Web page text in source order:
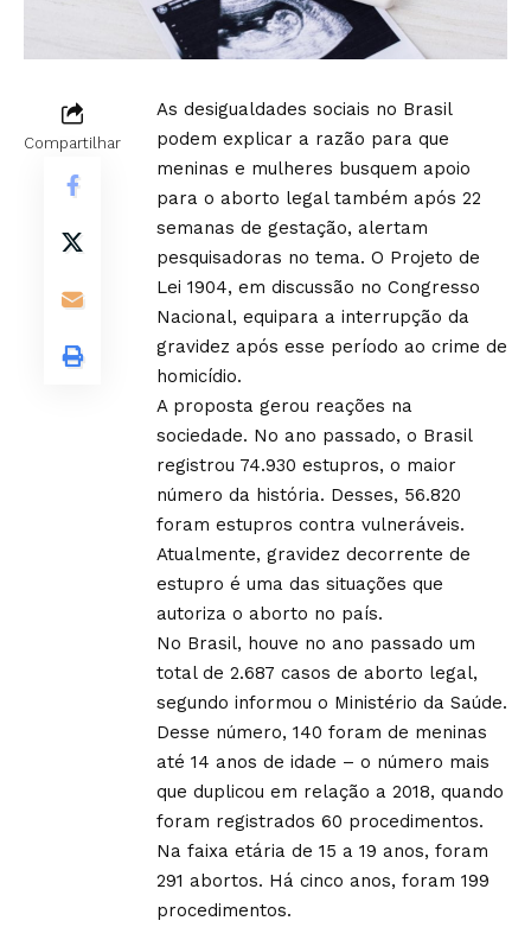
Compartilhar
As desigualdades sociais no Brasil
podem explicar a razão para que
meninas e mulheres busquem apoio
para o aborto legal também após 22
semanas de gestação, alertam
pesquisadoras no tema. O Projeto de
Lei 1904, em discussão no Congresso
Nacional, equipara a interrupção da
gravidez após esse período ao crime de
homicídio.
A proposta gerou reações na
sociedade. No ano passado, o Brasil
registrou 74.930 estupros, o maior
número da história. Desses, 56.820
foram estupros contra vulneráveis.
Atualmente, gravidez decorrente de
estupro é uma das situações que
autoriza o aborto no país.
No Brasil, houve no ano passado um
total de 2.687 casos de aborto legal,
segundo informou o Ministério da Saúde.
Desse número, 140 foram de meninas
até 14 anos de idade – o número mais
que duplicou em relação a 2018, quando
foram registrados 60 procedimentos.
Na faixa etária de 15 a 19 anos, foram
291 abortos. Há cinco anos, foram 199
procedimentos.